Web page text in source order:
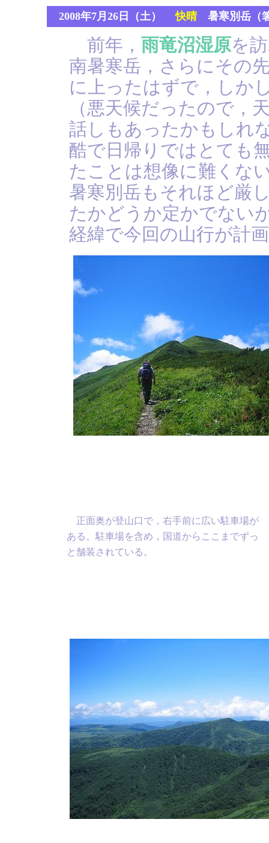
2008年7月26日（土） 快晴 暑寒別岳（
前年， 雨竜沼湿原を
南暑寒岳，さらにその
に上ったはずで，しか
（悪天候だったので，
話しもあったかもしれ
酷で日帰りではとても
たことは想像に難くな
暑寒別岳もそれほど厳
たかどうか定かでない
経緯で今回の山行が計
正面奥が登山口で，右手前に広い駐車場が
ある。駐車場を含め，国道からここまでずっ
と舗装されている。